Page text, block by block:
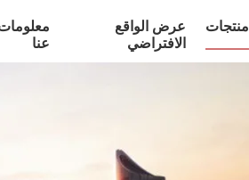
منتجات
عرض الواقع
الافتراضي
عنا